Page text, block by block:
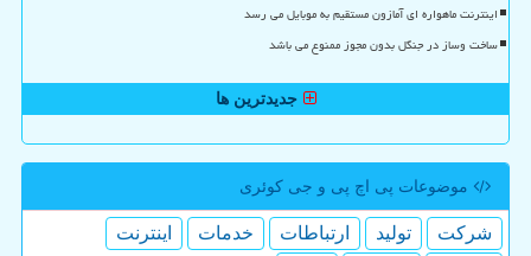
اینترنت ماهواره ای آمازون مستقیم به موبایل می رسد
ساخت وساز در جنگل بدون مجوز ممنوع می باشد
جدیدترین ها
موضوعات پی اچ پی و جی كوئری
شركت تولید ارتباطات خدمات
اینترنت